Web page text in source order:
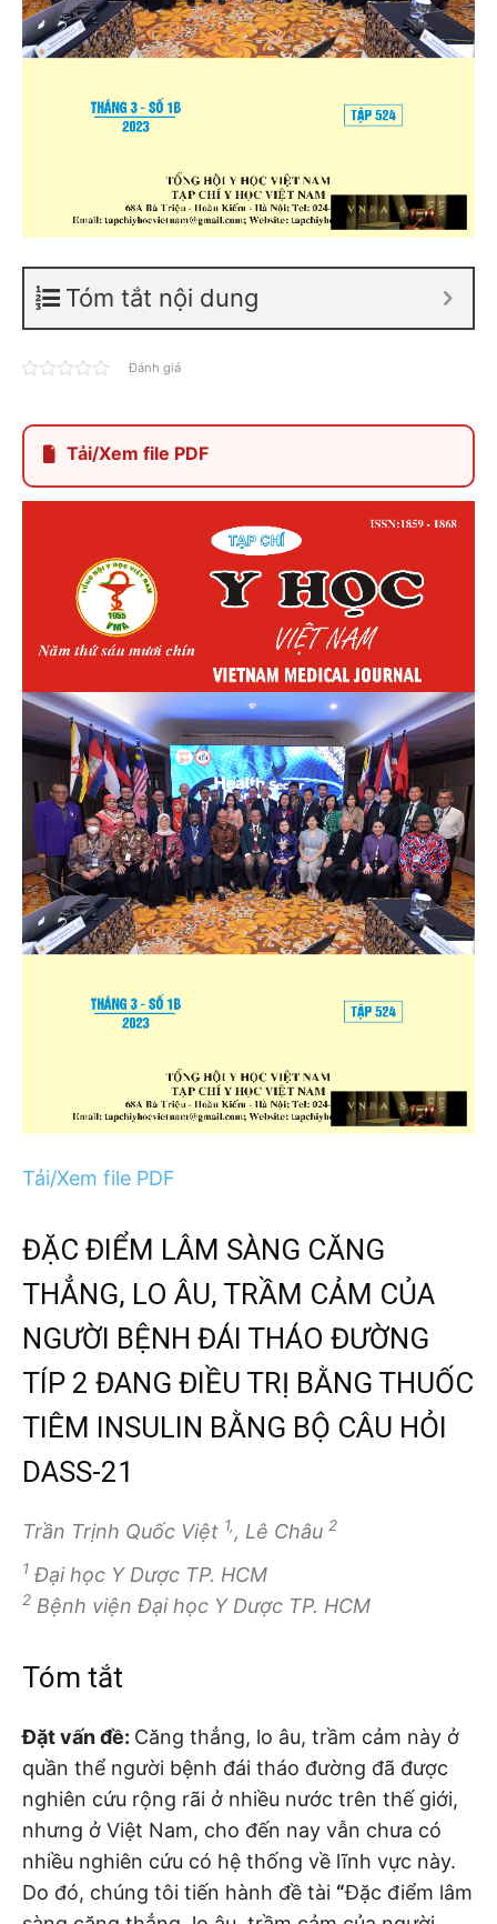
Tóm tắt nội dung
Đánh giá
Tải/Xem file PDF
Tải/Xem file PDF
ĐẶC ĐIỂM LÂM SÀNG CĂNG
THẲNG, LO ÂU, TRẦM CẢM CỦA
NGƯỜI BỆNH ĐÁI THÁO ĐƯỜNG
TÍP 2 ĐANG ĐIỀU TRỊ BẰNG THUỐC
TIÊM INSULIN BẰNG BỘ CÂU HỎI
DASS-21
Trần Trịnh Quốc Việt 1,, Lê Châu 2
1 Đại học Y Dược TP. HCM
2 Bệnh viện Đại học Y Dược TP. HCM
Tóm tắt
Đặt vấn đề: Căng thẳng, lo âu, trầm cảm này ở
quần thể người bệnh đái tháo đường đã được
nghiên cứu rộng rãi ở nhiều nước trên thế giới,
nhưng ở Việt Nam, cho đến nay vẫn chưa có
nhiều nghiên cứu có hệ thống về lĩnh vực này.
Do đó, chúng tôi tiến hành đề tài “Đặc điểm lâm